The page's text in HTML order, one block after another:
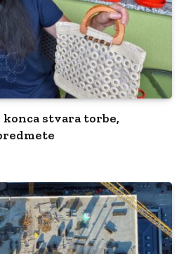
konca stvara torbe,